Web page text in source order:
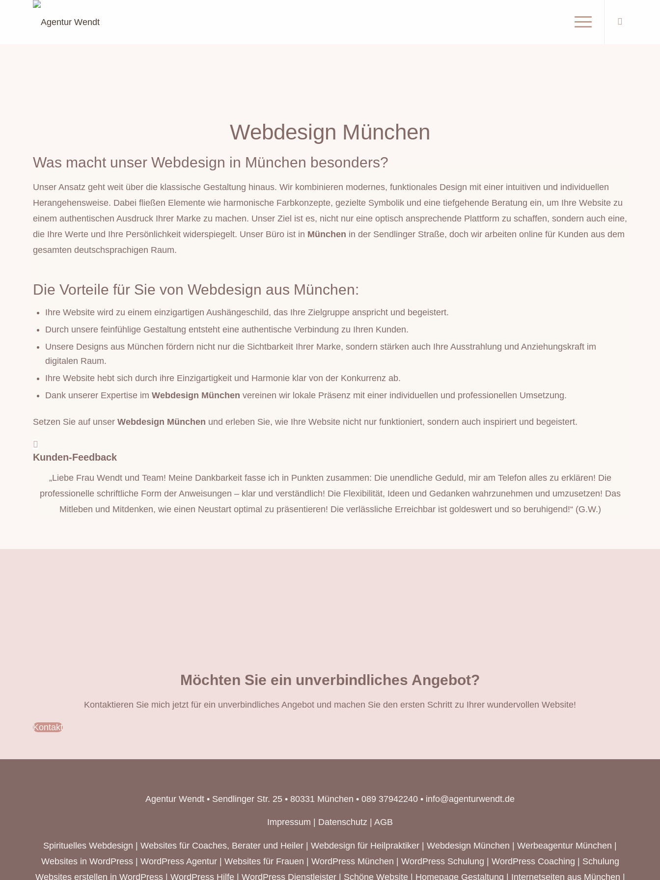
Webdesign München
Was macht unser Webdesign in München besonders?
Unser Ansatz geht weit über die klassische Gestaltung hinaus. Wir kombinieren modernes, funktionales Design mit einer intuitiven und individuellen
Herangehensweise. Dabei fließen Elemente wie harmonische Farbkonzepte, gezielte Symbolik und eine tiefgehende Beratung ein, um Ihre Website zu
einem authentischen Ausdruck Ihrer Marke zu machen. Unser Ziel ist es, nicht nur eine optisch ansprechende Plattform zu schaffen, sondern auch eine,
die Ihre Werte und Ihre Persönlichkeit widerspiegelt. Unser Büro ist in München in der Sendlinger Straße, doch wir arbeiten online für Kunden aus dem
gesamten deutschsprachigen Raum.
Die Vorteile für Sie von Webdesign aus München:
Ihre Website wird zu einem einzigartigen Aushängeschild, das Ihre Zielgruppe anspricht und begeistert.
Durch unsere feinfühlige Gestaltung entsteht eine authentische Verbindung zu Ihren Kunden.
Unsere Designs aus München fördern nicht nur die Sichtbarkeit Ihrer Marke, sondern stärken auch Ihre Ausstrahlung und Anziehungskraft im
digitalen Raum.
Ihre Website hebt sich durch ihre Einzigartigkeit und Harmonie klar von der Konkurrenz ab.
Dank unserer Expertise im Webdesign München vereinen wir lokale Präsenz mit einer individuellen und professionellen Umsetzung.
Setzen Sie auf unser Webdesign München und erleben Sie, wie Ihre Website nicht nur funktioniert, sondern auch inspiriert und begeistert.
Kunden-Feedback
„Liebe Frau Wendt und Team! Meine Dankbarkeit fasse ich in Punkten zusammen: Die unendliche Geduld, mir am Telefon alles zu erklären! Die
professionelle schriftliche Form der Anweisungen – klar und verständlich! Die Flexibilität, Ideen und Gedanken wahrzunehmen und umzusetzen! Das
Mitleben und Mitdenken, wie einen Neustart optimal zu präsentieren! Die verlässliche Erreichbar ist goldeswert und so beruhigend!“ (G.W.)
Möchten Sie ein unverbindliches Angebot?
Kontaktieren Sie mich jetzt für ein unverbindliches Angebot und machen Sie den ersten Schritt zu Ihrer wundervollen Website!
Kontakt
Agentur Wendt • Sendlinger Str. 25 • 80331 München • 089 37942240 • info@agenturwendt.de
Impressum Datenschutz AGB
Spirituelles Webdesign | Websites für Coaches, Berater und Heiler | Webdesign für Heilpraktiker | Webdesign München | Werbeagentur München |
Websites in WordPress | WordPress Agentur | Websites für Frauen | WordPress München | WordPress Schulung | WordPress Coaching | Schulung
Websites erstellen in WordPress | WordPress Hilfe | WordPress Dienstleister | Schöne Website | Homepage Gestaltung | Internetseiten aus München |